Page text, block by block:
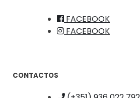
FACEBOOK
FACEBOOK
CONTACTOS